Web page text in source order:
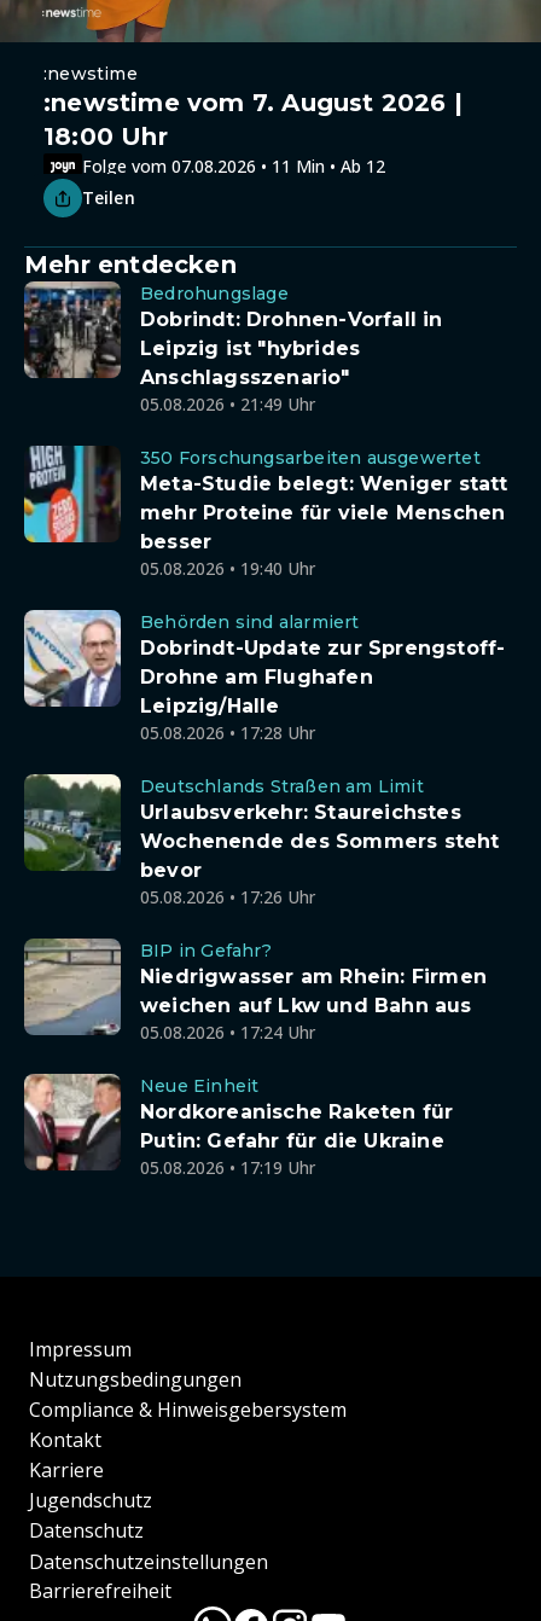
:newstime
:newstime vom 7. August 2026 |
18:00 Uhr
Folge vom 07.08.2026 • 11 Min • Ab 12
Teilen
Mehr entdecken
Bedrohungslage
Dobrindt: Drohnen-Vorfall in
Leipzig ist "hybrides
Anschlagsszenario"
05.08.2026 • 21:49 Uhr
350 Forschungsarbeiten ausgewertet
Meta-Studie belegt: Weniger statt
mehr Proteine für viele Menschen
besser
05.08.2026 • 19:40 Uhr
Behörden sind alarmiert
Dobrindt-Update zur Sprengstoff-
Drohne am Flughafen
Leipzig/Halle
05.08.2026 • 17:28 Uhr
Deutschlands Straßen am Limit
Urlaubsverkehr: Staureichstes
Wochenende des Sommers steht
bevor
05.08.2026 • 17:26 Uhr
BIP in Gefahr?
Niedrigwasser am Rhein: Firmen
weichen auf Lkw und Bahn aus
05.08.2026 • 17:24 Uhr
Neue Einheit
Nordkoreanische Raketen für
Putin: Gefahr für die Ukraine
05.08.2026 • 17:19 Uhr
Impressum
Nutzungsbedingungen
Compliance & Hinweisgebersystem
Kontakt
Karriere
Jugendschutz
Datenschutz
Datenschutzeinstellungen
Barrierefreiheit